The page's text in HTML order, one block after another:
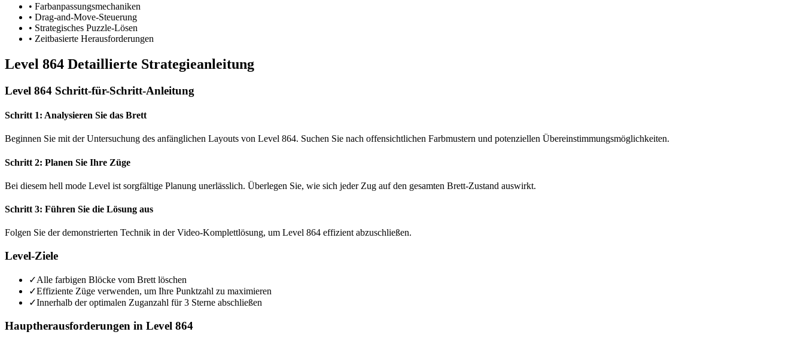
• Farbanpassungsmechaniken
• Drag-and-Move-Steuerung
• Strategisches Puzzle-Lösen
• Zeitbasierte Herausforderungen
Level 864 Detaillierte Strategieanleitung
Level 864 Schritt-für-Schritt-Anleitung
Schritt 1: Analysieren Sie das Brett
Beginnen Sie mit der Untersuchung des anfänglichen Layouts von Level 864. Suchen Sie nach offensichtlichen Farbmustern und potenziellen Übereinstimmungsmöglichkeiten.
Schritt 2: Planen Sie Ihre Züge
Bei diesem hell mode Level ist sorgfältige Planung unerlässlich. Überlegen Sie, wie sich jeder Zug auf den gesamten Brett-Zustand auswirkt.
Schritt 3: Führen Sie die Lösung aus
Folgen Sie der demonstrierten Technik in der Video-Komplettlösung, um Level 864 effizient abzuschließen.
Level-Ziele
✓Alle farbigen Blöcke vom Brett löschen
✓Effiziente Züge verwenden, um Ihre Punktzahl zu maximieren
✓Innerhalb der optimalen Zuganzahl für 3 Sterne abschließen
Hauptherausforderungen in Level 864